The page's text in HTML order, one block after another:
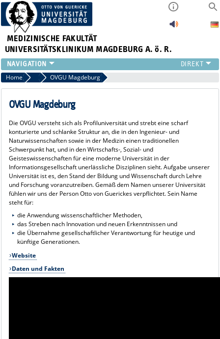
MEDIZINISCHE FAKULTÄT
UNIVERSITÄTSKLINIKUM MAGDEBURG A. ö. R.
INSTITUTE
KLINIKEN
ZENTRALE EINRICHTUNGEN
PRESSE
ÜBER UNS
INTERNATIONAL
INTRANET
Home Über UnsOVGU Magdeburg
OVGU Magdeburg
Die OVGU versteht sich als Profiluniversität und strebt eine scharf
konturierte und schlanke Struktur an, die in den Ingenieur- und
Naturwissenschaften sowie in der Medizin einen traditionellen
Schwerpunkt hat, und in den Wirtschafts-, Sozial- und
Geisteswissenschaften für eine moderne Universität in der
Informationsgesellschaft unerlässliche Disziplinen sieht. Aufgabe unserer
Universität ist es, den Stand der Bildung und Wissenschaft durch Lehre
und Forschung voranzutreiben. Gemäß dem Namen unserer Universität
fühlen wir uns der Person Otto von Guerickes verpflichtet. Sein Name
steht für:
die Anwendung wissenschaftlicher Methoden,
das Streben nach Innovation und neuen Erkenntnissen und
die Übernahme gesellschaftlicher Verantwortung für heutige und
künftige Generationen.
Website
Daten und Fakten